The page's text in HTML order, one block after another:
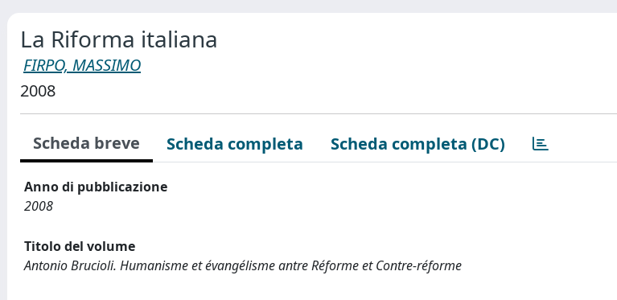
La Riforma italiana
FIRPO, MASSIMO
2008
Scheda breve Scheda completa Scheda completa (DC)
Anno di pubblicazione
2008
Titolo del volume
Antonio Brucioli. Humanisme et évangélisme antre Réforme et Contre-réforme